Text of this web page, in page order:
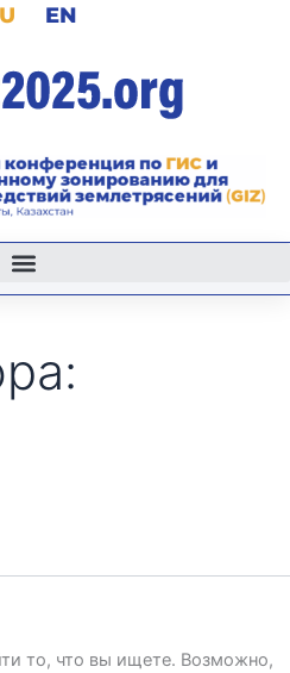
EN
то, что вы ищете. Возможно,